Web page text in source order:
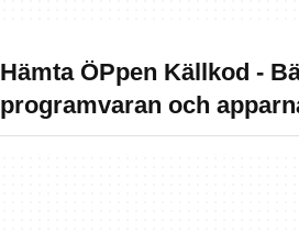
Hämta ÖPpen Källkod -
programvaran och